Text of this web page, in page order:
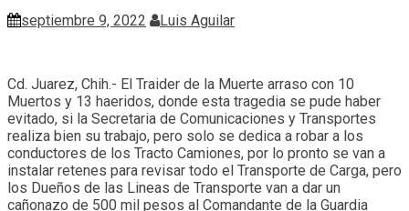
septiembre 9, 2022 Luis Aguilar
Cd. Juarez, Chih.- El Traider de la Muerte arraso con 10
Muertos y 13 haeridos, donde esta tragedia se pude haber
evitado, si la Secretaria de Comunicaciones y Transportes
realiza bien su trabajo, pero solo se dedica a robar a los
conductores de los Tracto Camiones, por lo pronto se van a
instalar retenes para revisar todo el Transporte de Carga, pero
los Dueños de las Lineas de Transporte van a dar un
cañonazo de 500 mil pesos al Comandante de la Guardia